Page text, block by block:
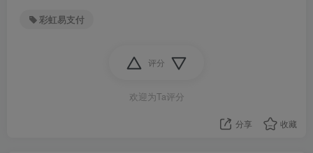
彩虹易支付
评分
欢迎为Ta评分
分享 收藏